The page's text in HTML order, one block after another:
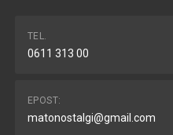
TEL.
0611 313 00
EPOST:
matonostalgi@gmail.com